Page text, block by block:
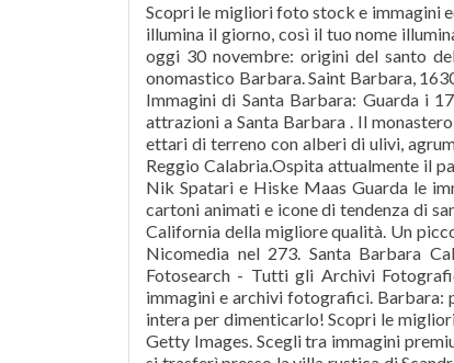
Scopri le migliori foto stock e immagini
illumina il giorno, così il tuo nome
oggi 30 novembre: origini del santo
onomastico Barbara. Saint Barbara,
Immagini di Santa Barbara: Guarda i
attrazioni a Santa Barbara . Il
ettari di terreno con alberi di ulivi,
Reggio Calabria.Ospita attualmente il
Nik Spatari e Hiske Maas Guarda le
cartoni animati e icone di tendenza di
California della migliore qualità. Un
Nicomedia nel 273. Santa Barbara
Fotosearch - Tutti gli Archivi
immagini e archivi fotografici. Barbara:
intera per dimenticarlo! Scopri le
Getty Images. Scegli tra immagini